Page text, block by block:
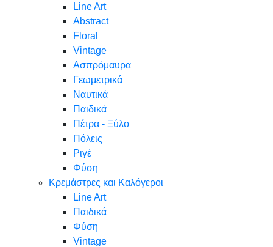
Line Art
Abstract
Floral
Vintage
Ασπρόμαυρα
Γεωμετρικά
Ναυτικά
Παιδικά
Πέτρα - Ξύλο
Πόλεις
Ριγέ
Φύση
Κρεμάστρες και Καλόγεροι
Line Art
Παιδικά
Φύση
Vintage